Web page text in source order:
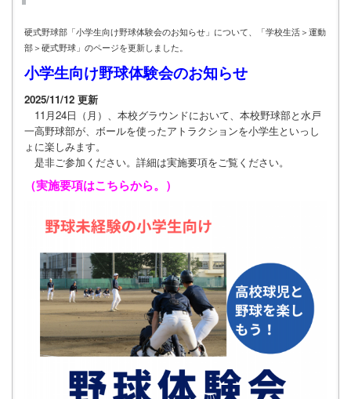
硬式野球部「小学生向け野球体験会のお知らせ」について、「学校生活＞運動
部＞硬式野球」のページを更新しました。
小学生向け野球体験会のお知らせ
2025/11/12 更新
11月24日（月）、本校グラウンドにおいて、本校野球部と水戸
一高野球部が、ボールを使ったアトラクションを小学生といっし
ょに楽しみます。
是非ご参加ください。詳細は実施要項をご覧ください。
（実施要項はこちらから。）